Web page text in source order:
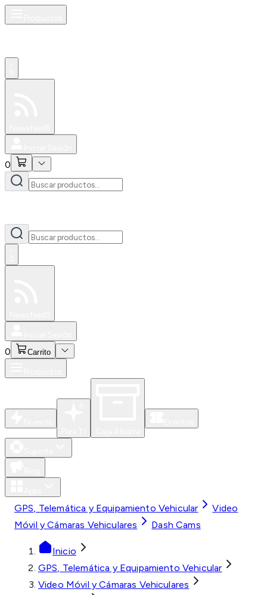
0
0 Carrito
GPS, Telemática y Equipamiento Vehicular
Video
Móvil y Cámaras Vehiculares
Dash Cams
Inicio
GPS, Telemática y Equipamiento Vehicular
Video Móvil y Cámaras Vehiculares